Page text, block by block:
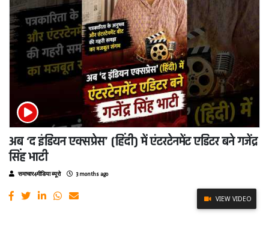
अब ‘द इंडियन एक्सप्रेस’ (हिंदी) में एंटरटेनमेंट एडिटर बने गजेंद्र
सिंह भाटी
समाचार4मीडिया ब्यूरो 3 months ago
VIEW VIDEO